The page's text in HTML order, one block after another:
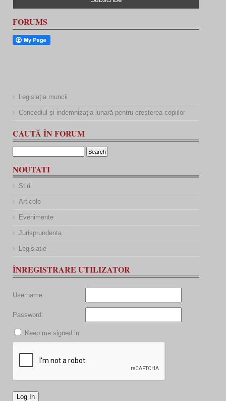
FORUMS
Legislația muncii
Concediul și indemnizația lunară pentru creșterea copiilor
CAUTĂ ÎN FORUM
NOUTATI
Stiri
Articole
Evenimente
Jurisprundenta
Legislatie
ÎNREGISTRARE UTILIZATOR
Username:
Password:
Keep me signed in
Log In